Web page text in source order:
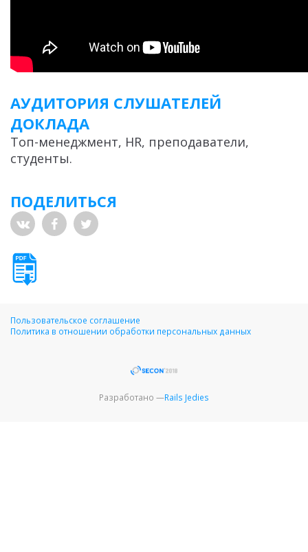
АУДИТОРИЯ СЛУШАТЕЛЕЙ
ДОКЛАДА
Топ-менеджмент, HR, преподаватели,
студенты.
ПОДЕЛИТЬСЯ
Пользовательское соглашение
Политика в отношении обработки персональных данных
Разработано —Rails Jedies